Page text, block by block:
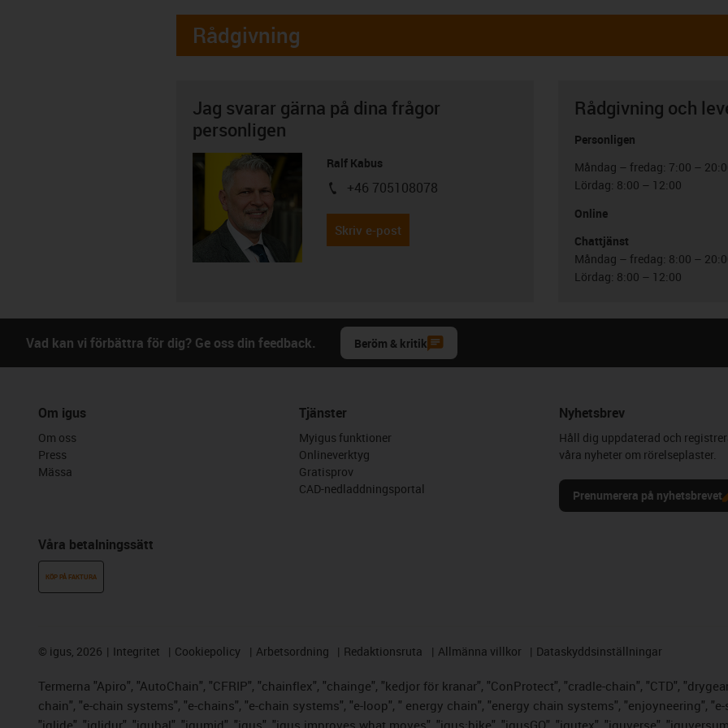
Rådgivning
Jag svarar gärna på dina frågor
personligen
Ralf Kabus
igus-icon-phone
+46 705108078
Skriv e-post
Rådgivning och
Personligen
Måndag – fredag: 7:00 –
Lördag: 8:00 – 12:00
Online
Chattjänst
Måndag – fredag: 8:00 –
Lördag: 8:00 – 12:00
Vad kan vi förbättra för dig? Ge oss din feedback. Beröm & kritik
Om igus
Om oss
Press
Mässa
Våra betalningssätt
KÖP PÅ FAKTURA
Tjänster
Myigus funktioner
Onlineverktyg
Gratisprov
CAD-nedladdningsportal
Nyhetsbrev
Håll dig uppdaterad och
våra nyheter om rörelseplaster.
Prenumerera på nyhetsbrevet
© igus, 2026 Integritet Cookiepolicy Arbetsordning Redaktionsruta Allmänna villkor Dataskyddsinställningar
Termerna "Apiro", "AutoChain", "CFRIP", "chainflex", "chainge", "kedjor för kranar", "ConProtect", "cradle-chain", "CTD",
chain", "e-chain systems", "e-chains", "e-chain systems", "e-loop", " energy chain", "energy chain systems", "enjoyneering",
"iglide", "iglidur", "igubal", "igumid", "igus", "igus improves what moves", "igus:bike", "igusGO", "igutex", "iguverse",